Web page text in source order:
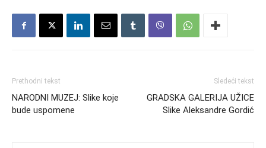
Prethodni tekst
NARODNI MUZEJ: Slike koje
bude uspomene
Sledeći tekst
GRADSKA GALERIJA UŽICE
Slike Aleksandre Gordić